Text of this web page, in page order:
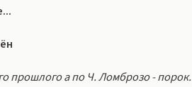
прошлого а по Ч. Ломброзо - порок.